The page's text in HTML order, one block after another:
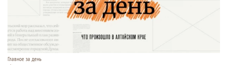
Главное за день